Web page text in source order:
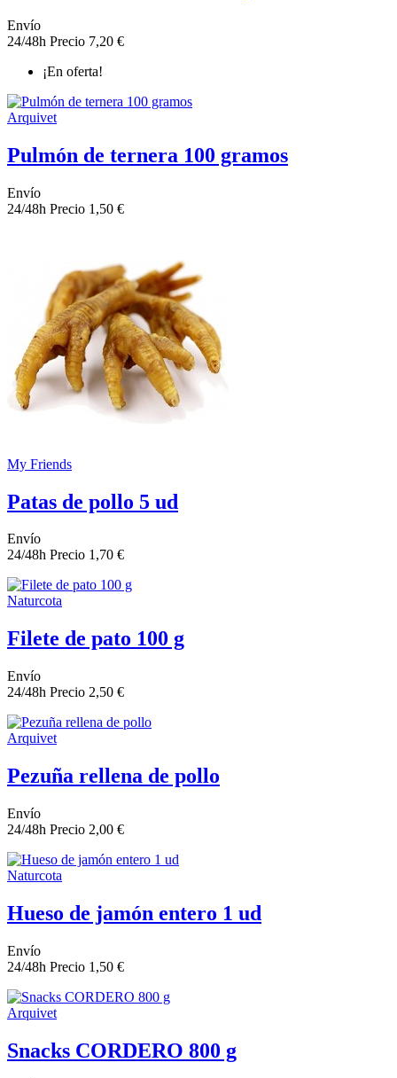
Envío
24/48h Precio 7,20 €
¡En oferta!
Arquivet
Pulmón de ternera 100 gramos
Envío
24/48h Precio 1,50 €
My Friends
Patas de pollo 5 ud
Envío
24/48h Precio 1,70 €
Naturcota
Filete de pato 100 g
Envío
24/48h Precio 2,50 €
Arquivet
Pezuña rellena de pollo
Envío
24/48h Precio 2,00 €
Naturcota
Hueso de jamón entero 1 ud
Envío
24/48h Precio 1,50 €
Arquivet
Snacks CORDERO 800 g